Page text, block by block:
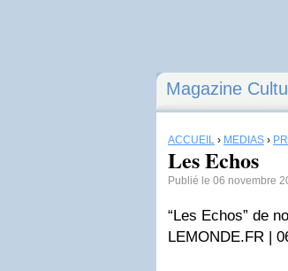
Magazine
ACCUEIL › MÉDIAS ›
Les Echos
Publié le 06 novembre
“Les Echos” de
LEMONDE.FR |